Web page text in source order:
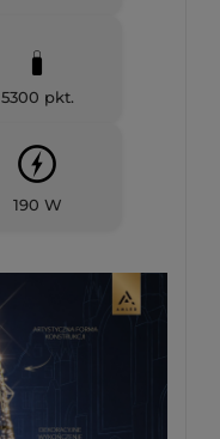
5300 pkt.
190 W